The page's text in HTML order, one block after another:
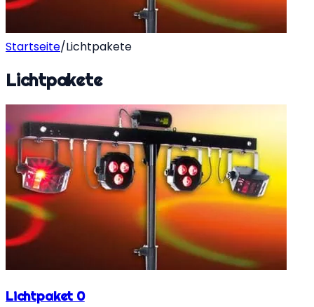
Startseite/Lichtpakete
Lichtpakete
Lichtpaket 0